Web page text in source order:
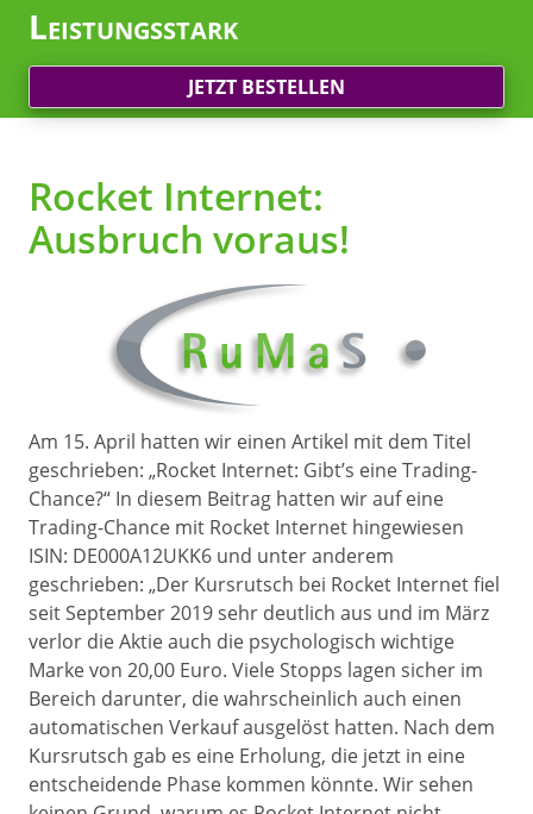
Leistungsstark
JETZT BESTELLEN
Rocket Internet:
Ausbruch voraus!
Am 15. April hatten wir einen Artikel mit dem Titel
geschrieben: „Rocket Internet: Gibt’s eine Trading-
Chance?“ In diesem Beitrag hatten wir auf eine
Trading-Chance mit Rocket Internet hingewiesen
ISIN: DE000A12UKK6 und unter anderem
geschrieben: „Der Kursrutsch bei Rocket Internet fiel
seit September 2019 sehr deutlich aus und im März
verlor die Aktie auch die psychologisch wichtige
Marke von 20,00 Euro. Viele Stopps lagen sicher im
Bereich darunter, die wahrscheinlich auch einen
automatischen Verkauf ausgelöst hatten. Nach dem
Kursrutsch gab es eine Erholung, die jetzt in eine
entscheidende Phase kommen könnte. Wir sehen